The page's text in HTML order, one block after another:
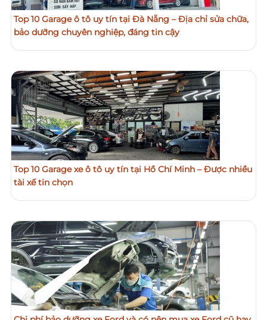
Top 10 Garage ô tô uy tín tại Đà Nẵng – Địa chỉ sửa chữa,
bảo dưỡng chuyên nghiệp, đáng tin cậy
Top 10 Garage xe ô tô uy tín tại Hồ Chí Minh – Được nhiều
tài xế tin chọn